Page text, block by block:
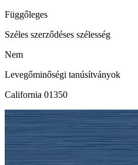
Függőleges
Széles szerződéses szélesség
Nem
Levegőminőségi tanúsítványok
California 01350